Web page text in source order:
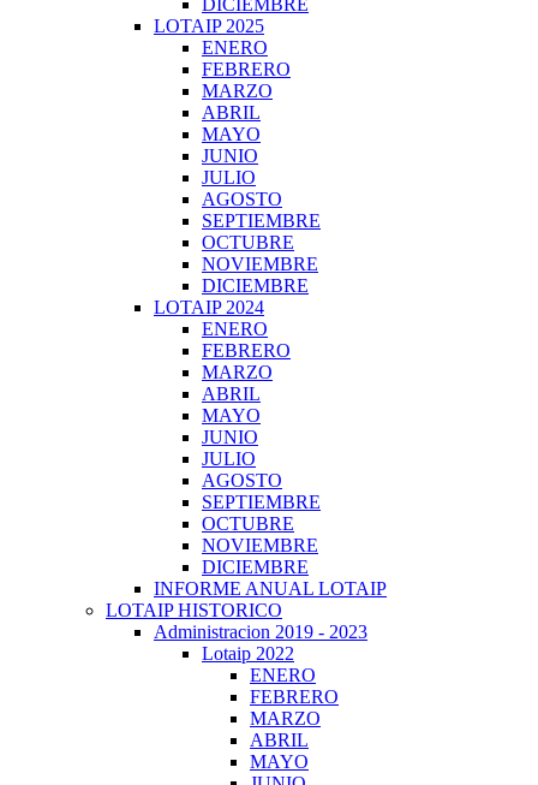
DICIEMBRE
LOTAIP 2025
ENERO
FEBRERO
MARZO
ABRIL
MAYO
JUNIO
JULIO
AGOSTO
SEPTIEMBRE
OCTUBRE
NOVIEMBRE
DICIEMBRE
LOTAIP 2024
ENERO
FEBRERO
MARZO
ABRIL
MAYO
JUNIO
JULIO
AGOSTO
SEPTIEMBRE
OCTUBRE
NOVIEMBRE
DICIEMBRE
INFORME ANUAL LOTAIP
LOTAIP HISTORICO
Administracion 2019 - 2023
Lotaip 2022
ENERO
FEBRERO
MARZO
ABRIL
MAYO